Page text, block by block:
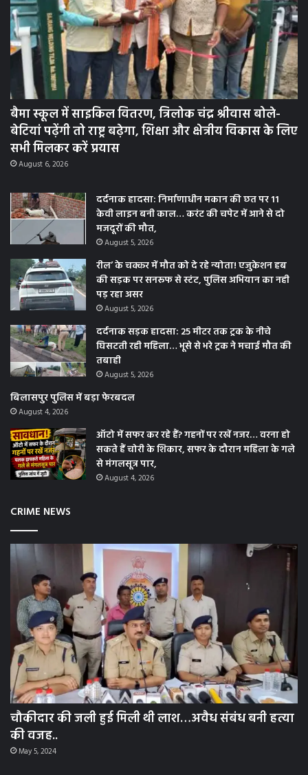
बैमा स्कूल में साइकिल वितरण, त्रिलोक चंद्र श्रीवास बोले-
बेटियां पढ़ेंगी तो राष्ट्र बढ़ेगा, शिक्षा और क्षेत्रीय विकास के लिए
सभी मिलकर करें प्रयास
August 6, 2026
दर्दनाक हादसा: निर्माणाधीन मकान की छत पर 11
केवी लाइन बनी काल… करंट की चपेट में आने से दो
मजदूरों की मौत,
August 5, 2026
रील’ के चक्कर में मौत को दे रहे न्योता! एजुकेशन हब
की सड़क पर सनरूफ से स्टंट, पुलिस अभियान का नही
पड़ रहा असर
August 5, 2026
दर्दनाक सड़क हादसा: 25 मीटर तक ट्रक के नीचे
घिसटती रही महिला… भूसे से भरे ट्रक ने मचाई मौत की
तबाही
August 5, 2026
बिलासपुर पुलिस में बड़ा फेरबदल
August 4, 2026
ऑटो में सफर कर रहे हैं? गहनों पर रखें नजर… वरना हो
सकते हैं चोरी के शिकार, सफर के दौरान महिला के गले
से मंगलसूत्र पार,
August 4, 2026
CRIME NEWS
चौकीदार की जली हुई मिली थी लाश…अवैध संबंध बनी हत्या
की वजह..
May 5, 2024